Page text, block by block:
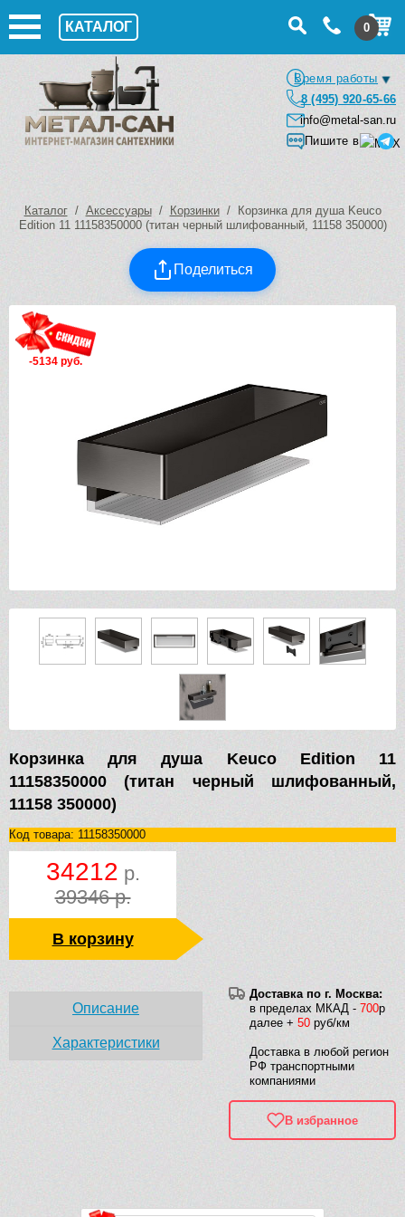
КАТАЛОГ 0
Время работы
8 (495) 920-65-66
info@metal-san.ru
Пишите в
Каталог/ Аксессуары/ Корзинки/ Корзинка для душа Keuco
Edition 11 11158350000 (титан черный шлифованный, 11158 350000)
Поделиться
-5134 руб.
Корзинка для душа Keuco Edition 11
11158350000 (титан черный шлифованный,
11158 350000)
Код товара: 11158350000
34212 р.
39346 р.
В корзину
Доставка по г. Москва:
в пределах МКАД - 700р
далее + 50 руб/км
Доставка в любой регион
РФ транспортными
компаниями
В избранное
Описание
Характеристики